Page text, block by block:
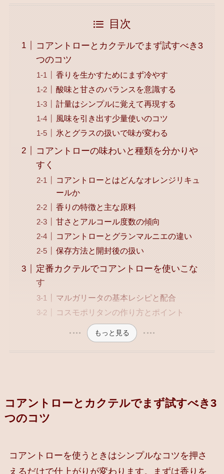
目次
コアントローとカクテルでまず試すべき3
つのコツ
香りを生かすためにまず冷やす
酸味と甘さのバランスを意識する
計量はシンプルに覚えて再現する
風味を引き出す少量使いのコツ
氷とグラスの扱いで味が変わる
コアントローの味わいと種類を分かりや
すく
コアントローとはどんなオレンジリキュ
ールか
香りの特徴と主な原料
甘さとアルコール度数の傾向
コアントローとグランマルニエの違い
保存方法と開封後の扱い
定番カクテルでコアントローを使いこな
す
マルガリータの基本レシピと配合
コスモポリタンの作り方とポイント
もっと見る
コアントローとカクテルでまず試すべき3
つのコツ
コアントローを使うときはシンプルなコツを押さ
えるだけで仕上がりが変わります。まずは香りを